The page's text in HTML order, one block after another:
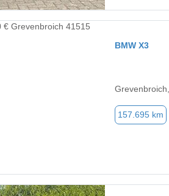
BMW X3
157.695 km